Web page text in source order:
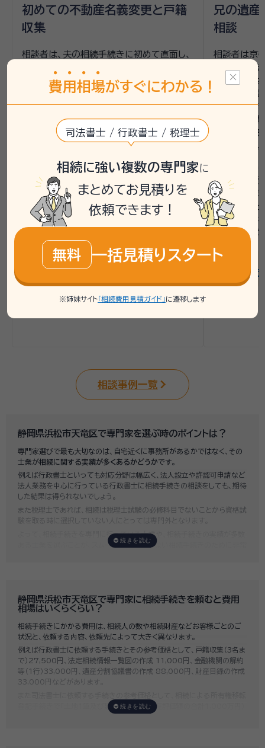
初めての不動産名義変更と戸籍
収集
相談者は、夫の相続手続きに初めて直面し、
ていました。相続人は妻と複数の子で、遺言
書がないため、遺産分割協議書の作成が必
要でした。不動産や銀行、株式、生命保険と
いった多岐にわたる手続きを一度に進める
ことに不安を感じていました。
書士の専門家とともに手続きの全体像を整
理しました。特に、遺産分割協議書の作成や
不動産名義変更に必要な書類を確認し、次
のステップを明確にしました。
羽佐田孔司行政書士事務所
四條法務事務所
兄の遺産
相談
相談者は京
で困ってい
で、相続人
た。すでに
体的な手続
ため、行政
た。自宅が
されました。
められるよ
を兼ねた無
ある行政書
議書の作成
整理しました
見機和人
相談事例一覧
静岡県浜松市天竜区で専門家を選ぶ時のポイントは？
専門家選びで最も大切なのは、自宅近くに事務所があるかではなく、その
士業が相続に関する実績が多くあるかどうかです。
例えば行政書士といっても対応分野は幅広く、法人設立や許認可申請など
法人業務を中心に行っている行政書士に相続手続きの相談をしても、期待
した結果は得られないでしょう。
また税理士であれば、相続は税理士試験の必修科目でないことから資格試
験を取る時に選択していない人にとっては専門外となります。
よって、相続手続きを専門に行っている士業や、相続手続きの実績が多数
ある士業を選ぶことが、スムーズで間違いのない相続手続きのために非常
静岡県浜松市天竜区で専門家に相続手続きを頼むと費用
相場はいくらくらい？
相続手続きにかかる費用は、相続人の数や相続財産などお客様ごとのご
状況と、依頼する内容、依頼先によって大きく異なります。
例えば行政書士に依頼する手続きとその参考価格として、戸籍収集（3名ま
で）27,500円、法定相続情報一覧図の作成 11,000円、金融機関の解約
等（1行）33,000円、遺産分割協議書の作成 88,000円、財産目録の作成
33,000円などがあります。
登記手続きで「土地1筆及び建物1棟（固定資産評価額の合計1,000万円）
費用 相場がすぐにわかる！
司法書士 / 行政書士 / 税理士
相続に強い複数の専門家に
まとめてお見積りを
依頼できます！
無料 一括見積りスタート
※姉妹サイト 「相続費用見積ガイド」 に遷移します